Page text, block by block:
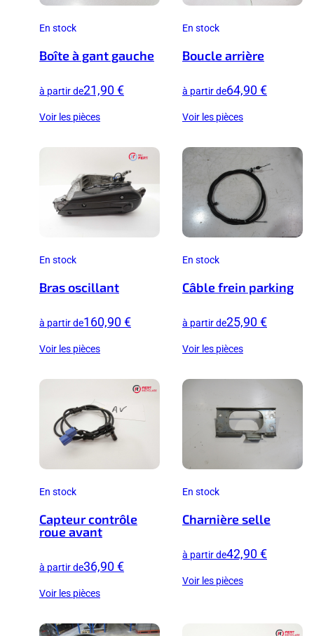
En stock
Boîte à gant gauche
à partir de21,90 €
Voir les pièces
En stock
Boucle arrière
à partir de64,90 €
Voir les pièces
En stock
Bras oscillant
à partir de160,90 €
Voir les pièces
En stock
Câble frein parking
à partir de25,90 €
Voir les pièces
En stock
Capteur contrôle
roue avant
à partir de36,90 €
Voir les pièces
En stock
Charnière selle
à partir de42,90 €
Voir les pièces